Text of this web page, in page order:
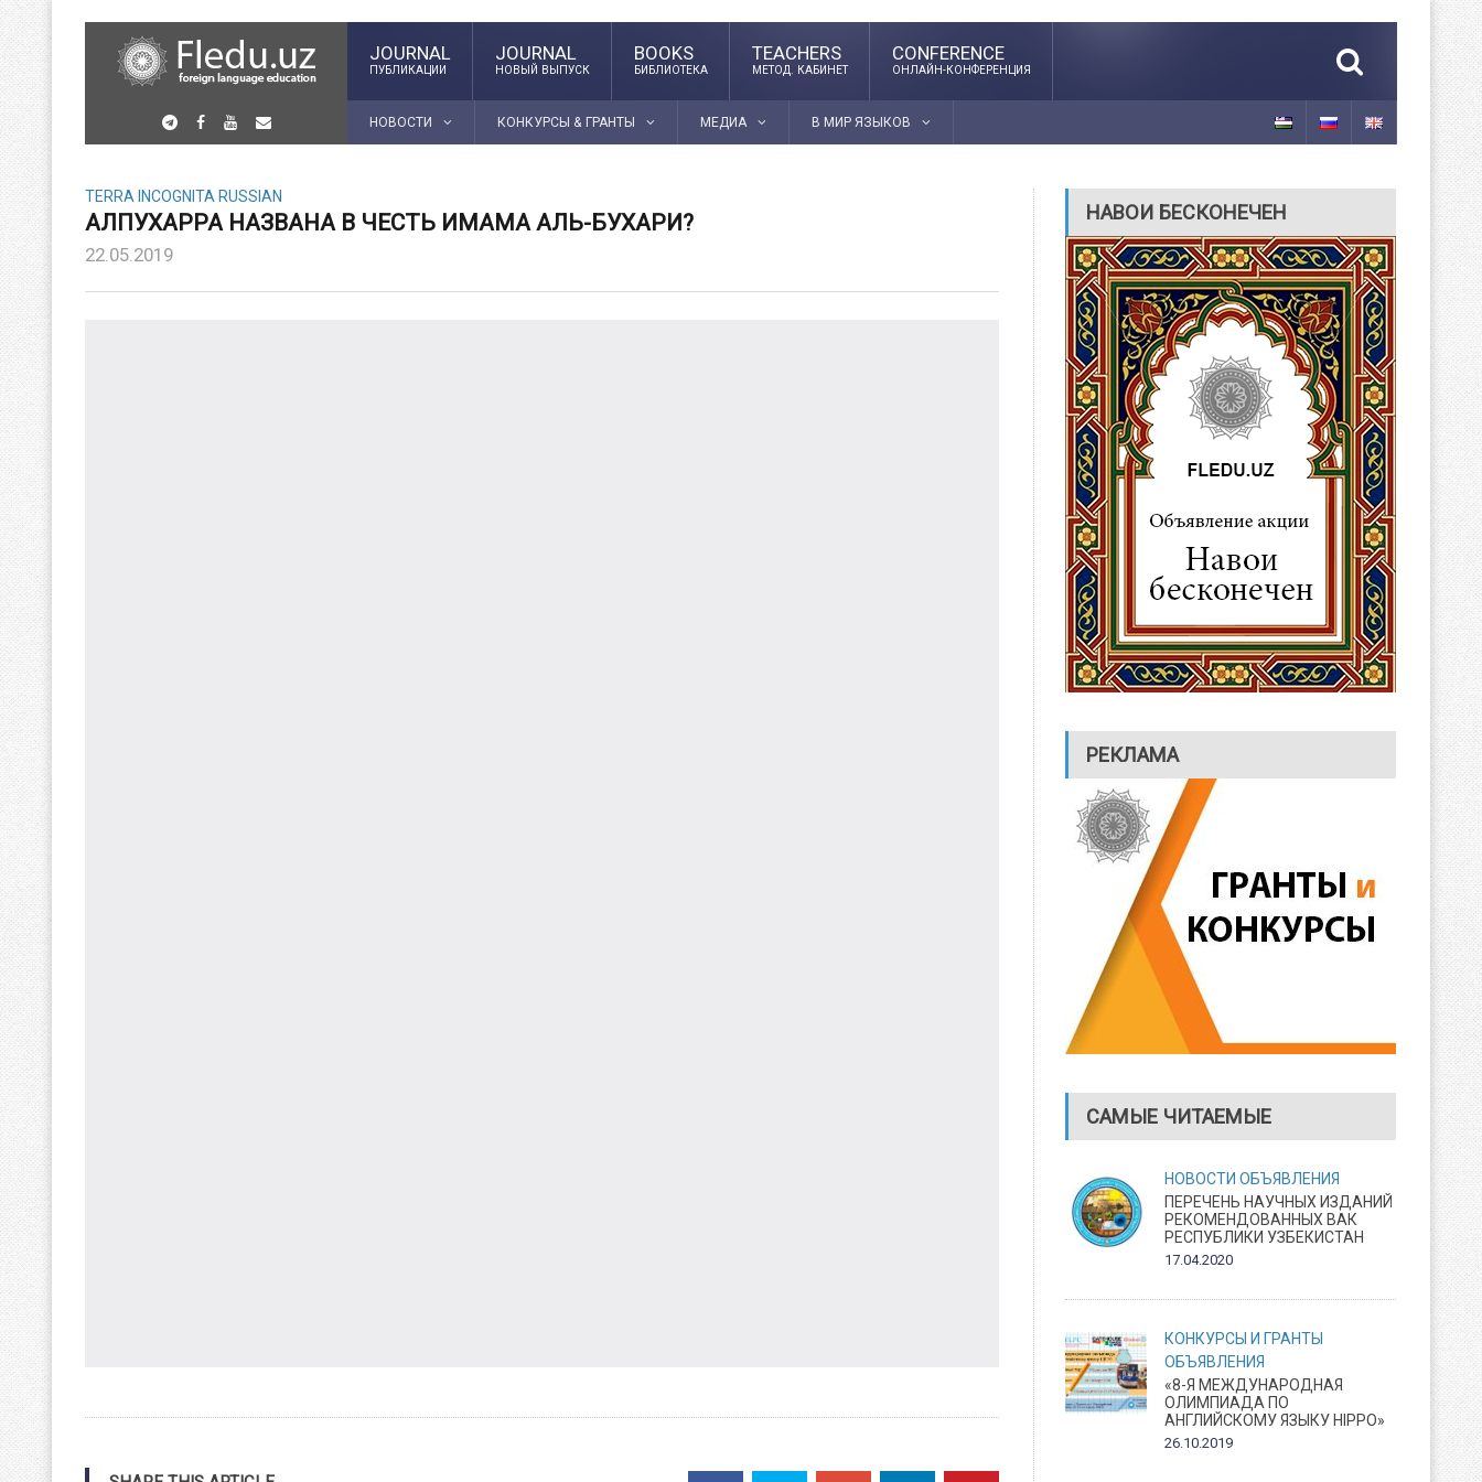
JOURNAL
ПУБЛИКАЦИИ
JOURNAL
НОВЫЙ ВЫПУСК
BOOKS
БИБЛИОТЕКА
TEACHERS
МЕТОД. КАБИНЕТ
CONFERENCE
ОНЛАЙН-КОНФЕРЕНЦИЯ
НОВОСТИ КОНКУРСЫ & ГРАНТЫ МЕДИА В МИР ЯЗЫКОВ
TERRA INCOGNITA RUSSIAN
АЛПУХАРРА НАЗВАНА В ЧЕСТЬ ИМАМА АЛЬ-БУХАРИ?
22.05.2019
НАВОИ БЕСКОНЕЧЕН
РЕКЛАМА
САМЫЕ ЧИТАЕМЫЕ
НОВОСТИ ОБЪЯВЛЕНИЯ
ПЕРЕЧЕНЬ НАУЧНЫХ ИЗДАНИЙ
РЕКОМЕНДОВАННЫХ ВАК
РЕСПУБЛИКИ УЗБЕКИСТАН
17.04.2020
КОНКУРСЫ И ГРАНТЫ
ОБЪЯВЛЕНИЯ
«8-Я МЕЖДУНАРОДНАЯ
ОЛИМПИАДА ПО
АНГЛИЙСКОМУ ЯЗЫКУ HIPPO»
26.10.2019